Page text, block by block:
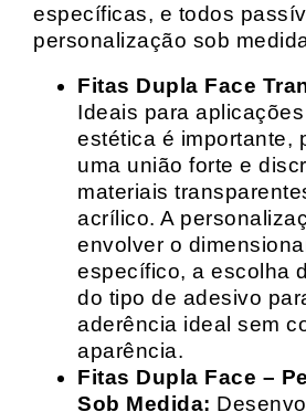
específicas, e todos
personalização sob
Fitas Dupla Face
Ideais para
estética é importante,
uma união forte e
materiais
acrílico. A
envolver o
específico, a escolha
do tipo de adesivo
aderência ideal sem
aparência.
Fitas Dupla Face –
Sob Medida: